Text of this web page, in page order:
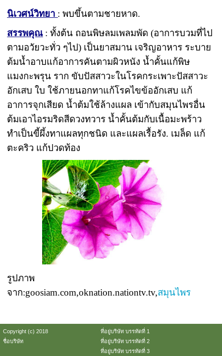
นิเวศน์วิทยา : พบขึ้นตามชายหาด.
สรรพคุณ : ทั้งต้น ถอนพิษลมเพลมพัด (อาการบวมที่ไป
ตามอวัยวะทั่ว ๆไป) เป็นยาสมาน เจริญอาหาร ระบาย
ต้มน้ำอาบแก้อาการคันตามผิวหนัง น้ำคั้นแก้พิษ
แมงกะพรุน ราก ขับปัสสาวะในโรคกระเพาะปัสสาวะ
อักเสบ ใบ ใช้ภายนอกทาแก้โรคไขข้ออักเสบ แก้
อาการจุกเสียด น้ำต้มใช้ล้างแผล เข้ากับสมุนไพรอื่น
ต้มเอาไอรมริดสีดวงทวาร น้ำคั้นต้มกับเนื้อมะพร้าว
ทำเป็นขี้ผึ้งทาแผลทุกชนิด และแผลเรื้อรัง. เมล็ด แก้
ตะคริว แก้ปวดท้อง
รูปภาพ
จาก:goosiam.com,oknation.nationtv.tv,สมุนไพร
Copyright (c) 2018
ที่อยู่บริษัท บรรทัดที่ 1
ชื่อบริษัท
ที่อยู่บริษัท บรรทัดที่ 2
ที่อยู่บริษัท บรรทัดที่ 3